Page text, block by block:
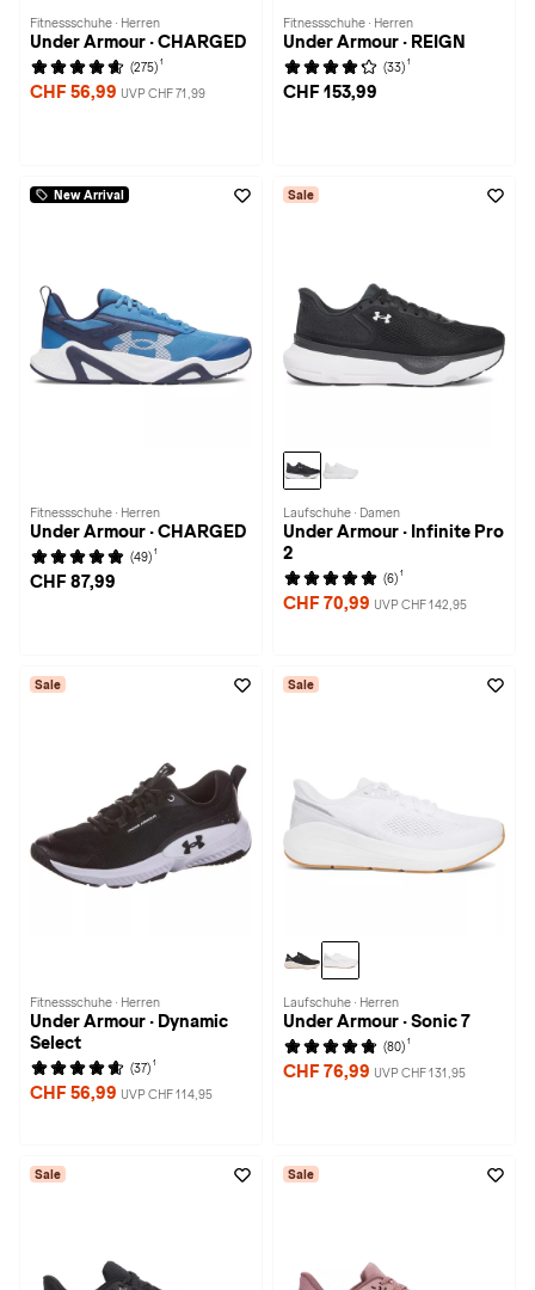
Fitnessschuhe · Herren
Under Armour · CHARGED
(275) 1
CHF 56,99 UVP CHF 71,99
Fitnessschuhe · Herren
Under Armour · REIGN
(33) 1
CHF 153,99
New Arrival
Fitnessschuhe · Herren
Under Armour · CHARGED
(49) 1
CHF 87,99
Sale
Laufschuhe · Damen
Under Armour · Infinite Pro
2
(6) 1
CHF 70,99 UVP CHF 142,95
Sale
Fitnessschuhe · Herren
Under Armour · Dynamic
Select
(37) 1
CHF 56,99 UVP CHF 114,95
Sale
Laufschuhe · Herren
Under Armour · Sonic 7
(80) 1
CHF 76,99 UVP CHF 131,95
Sale Sale